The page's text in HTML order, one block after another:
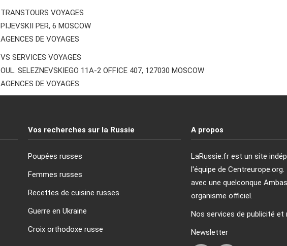
TRANSTOURS VOYAGES
PIJEVSKII PER, 6 MOSCOW
AGENCES DE VOYAGES
VS SERVICES VOYAGES
OUL. SELEZNEVSKIEGO 11A-2 OFFICE 407, 127030 MOSCOW
AGENCES DE VOYAGES
Vos recherches sur la Russie
Poupées russes
Femmes russes
Recettes de cuisine russes
Guerre en Ukraine
Croix orthodoxe russe
A propos
LaRussie.fr est un site
l'équipe de Centreurope.org.
avec une quelconque
organisme officiel.
Nos services de publicité
Newsletter